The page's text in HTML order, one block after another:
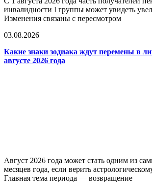
инвалидности I группы может увидеть
Изменения связаны с пересмотром
03.08.2026
Какие знаки зодиака ждут перемены в
августе 2026 года
Август 2026 года может стать одним из
месяцев года, если верить
Главная тема периода — возвращение